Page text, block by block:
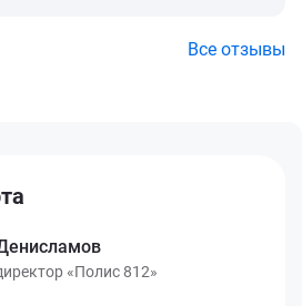
Все отзывы
«Полис 812»